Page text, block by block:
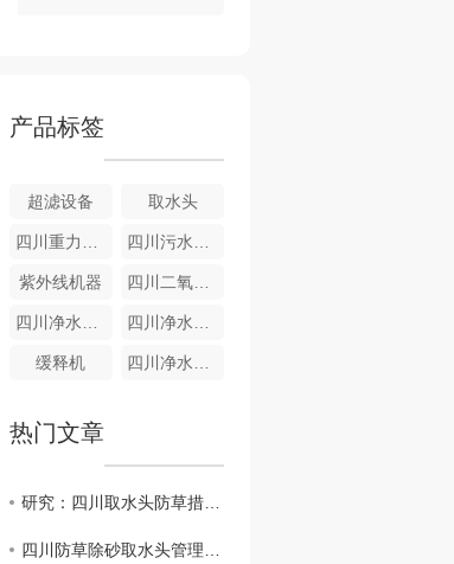
产品标签
超滤设备 取水头
四川重力式无阀滤池 四川污水设备-气浮成套设备
紫外线机器 四川二氧化氯发生器
四川净水设备-全自动净水器 四川净水设备—重力式
缓释机 四川净水设备-游泳池净水器
热门文章
研究：四川取水头防草措施对环境的影响
四川防草除砂取水头管理策略探讨